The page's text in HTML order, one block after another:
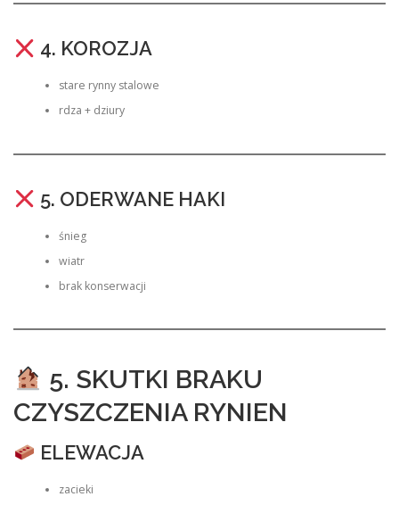
4. KOROZJA
stare rynny stalowe
rdza + dziury
5. ODERWANE HAKI
śnieg
wiatr
brak konserwacji
5. SKUTKI BRAKU
CZYSZCZENIA RYNIEN
ELEWACJA
zacieki